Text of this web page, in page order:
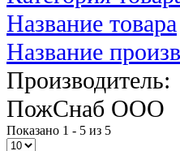
Название товара
Название
Производитель:
ПожСнаб ООО
Показано 1 - 5 из 5